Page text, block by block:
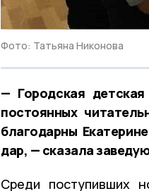
Фото: Татьяна Никонова
— Городская
постоянных
благодарны
дар, — сказала
Среди поступивших